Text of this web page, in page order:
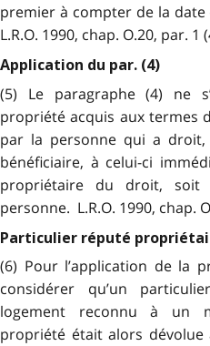
premier à compter de la
L.R.O. 1990, chap. O.20, par. 1
Application du par. (4)
(5) Le paragraphe (4) ne
propriété acquis aux termes
par la personne qui a
bénéficiaire, à celui-ci
propriétaire du droit, soit
personne. L.R.O. 1990, chap.
Particulier réputé
(6) Pour l’application de la
considérer qu’un
logement reconnu à un
propriété était alors